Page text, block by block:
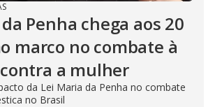
Penha chega aos 20
marco no combate à
a mulher
da Lei Maria da Penha no combate
no Brasil